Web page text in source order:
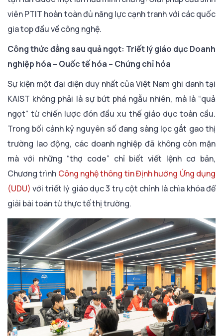
viên PTIT hoàn toàn đủ năng lực cạnh tranh với các quốc
gia top đầu về công nghệ.
Công thức đằng sau quả ngọt: Triết lý giáo dục Doanh
nghiệp hóa – Quốc tế hóa – Chứng chỉ hóa
Sự kiện một đại diện duy nhất của Việt Nam ghi danh tại
KAIST không phải là sự bứt phá ngẫu nhiên, mà là “quả
ngọt” từ chiến lược đón đầu xu thế giáo dục toàn cầu.
Trong bối cảnh kỷ nguyên số đang sàng lọc gắt gao thị
trường lao động, các doanh nghiệp đã không còn mặn
mà với những “thợ code” chỉ biết viết lệnh cơ bản,
Chương trình Công nghệ thông tin Định hướng Ứng dụng
(UDU) với triết lý giáo dục 3 trụ cột chính là chìa khóa để
giải bài toán từ thực tế thị trường.